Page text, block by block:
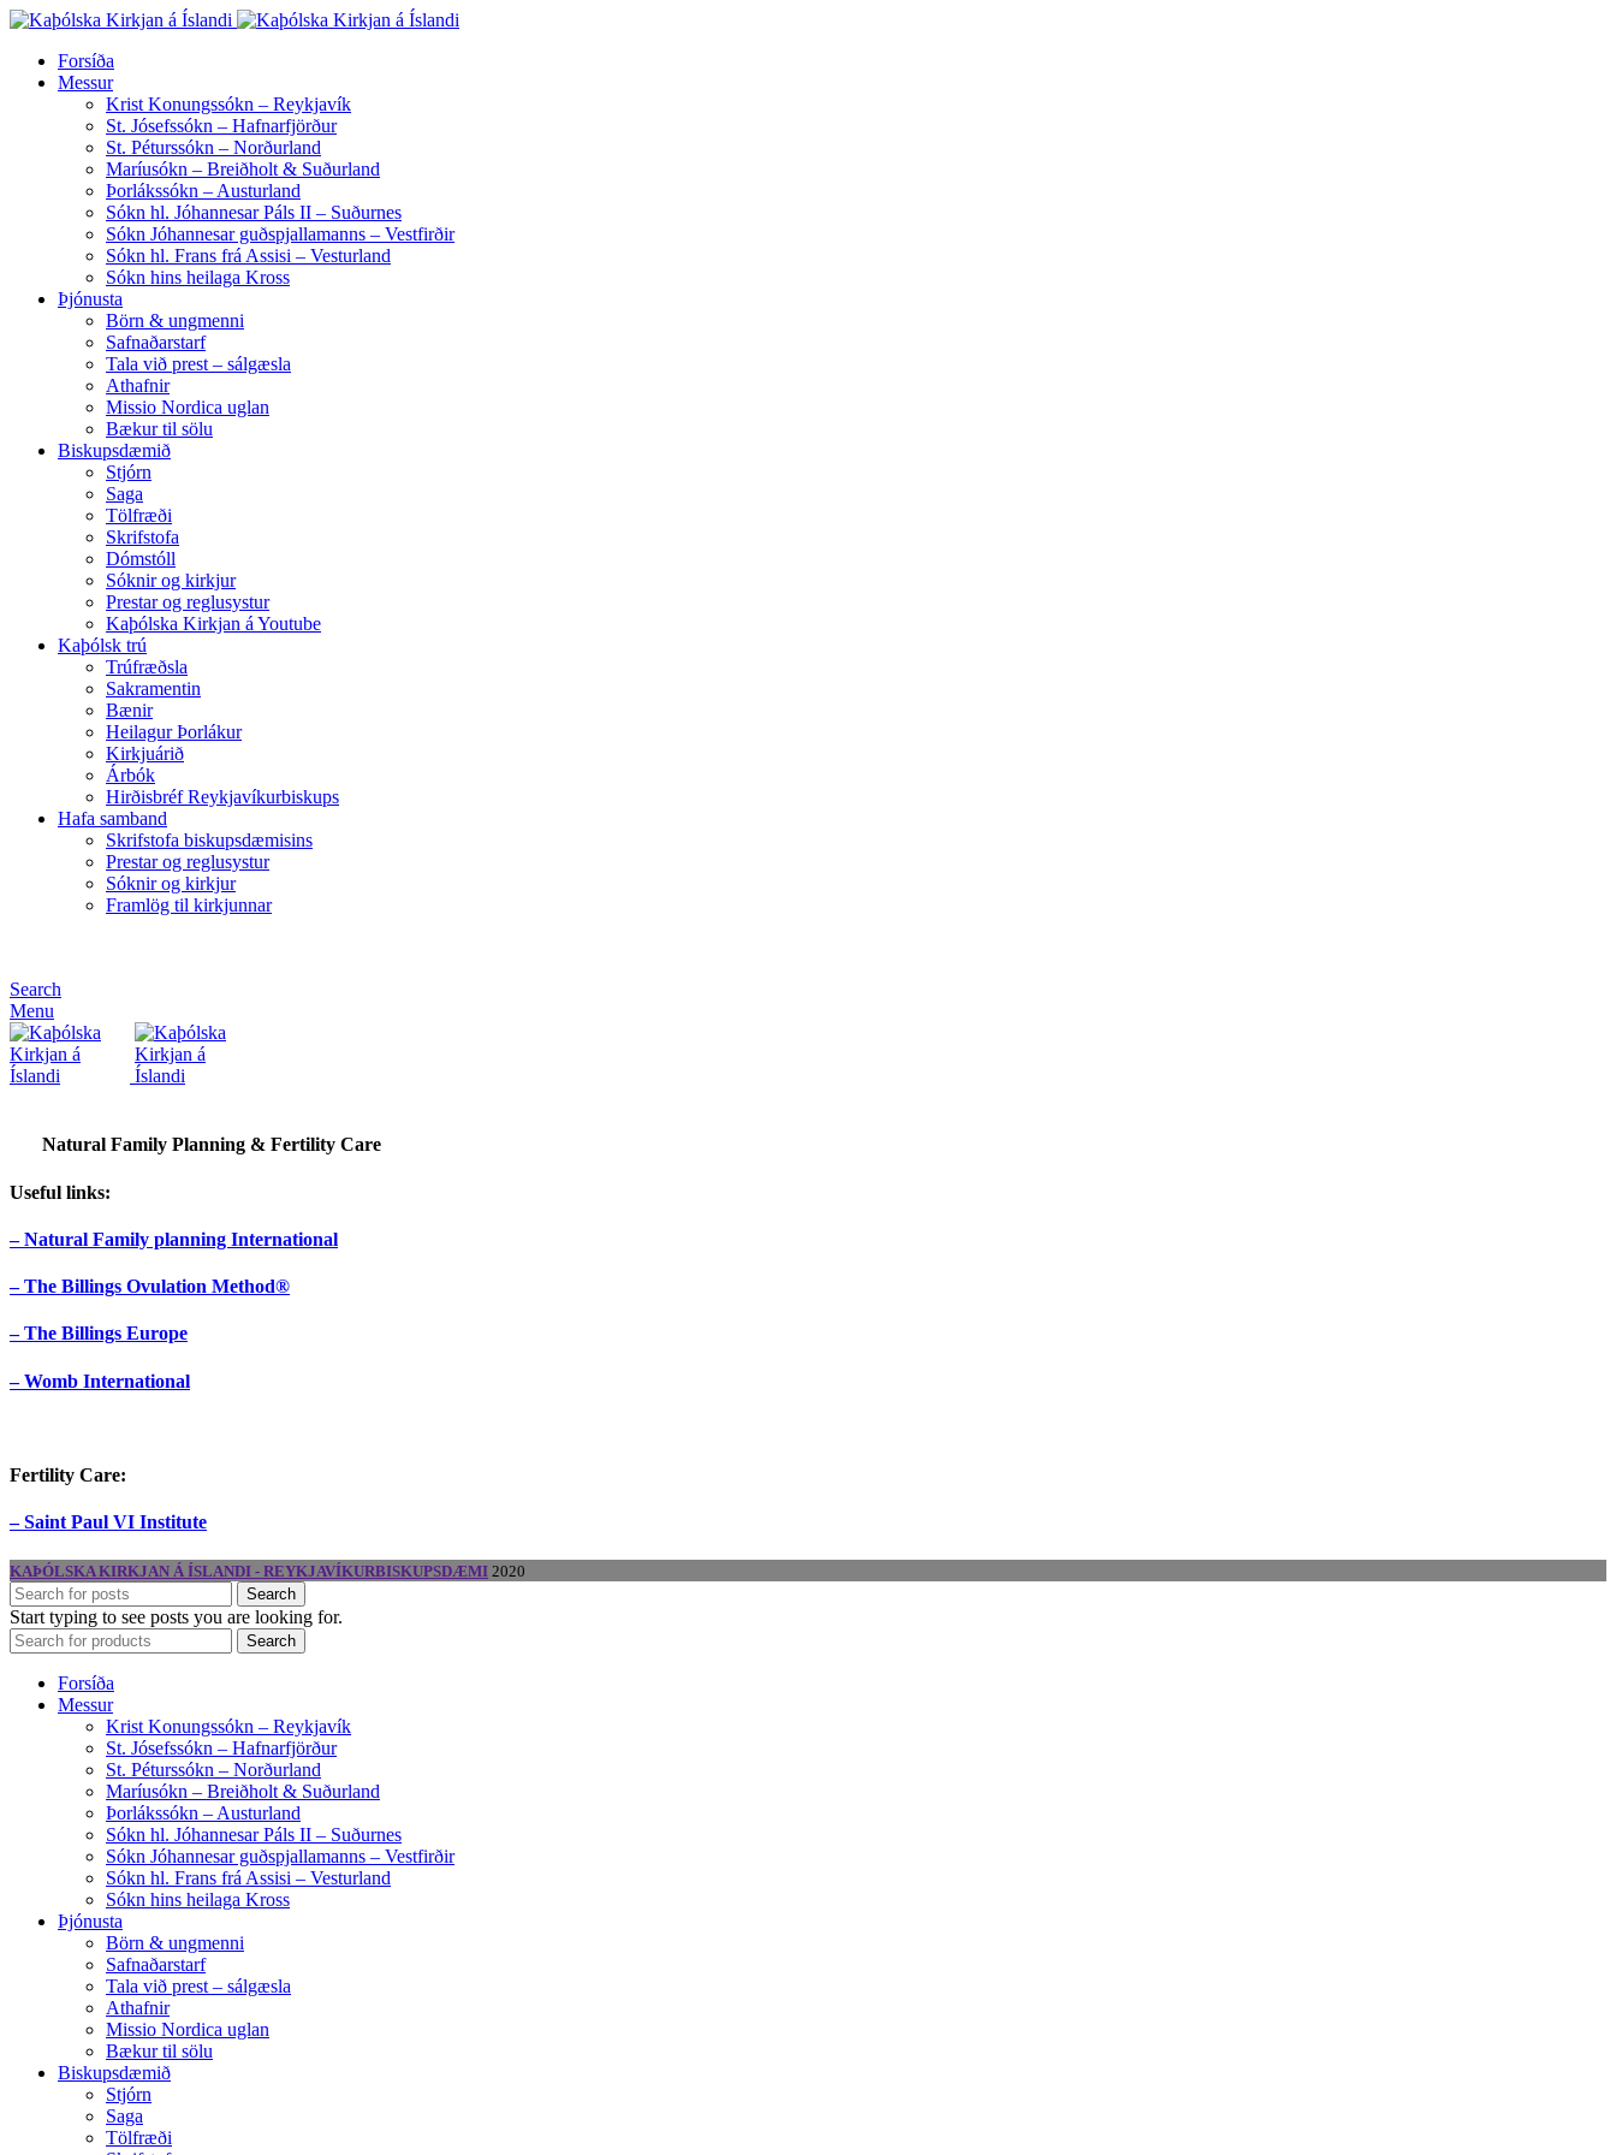
Forsíða
Messur
Krist Konungssókn – Reykjavík
St. Jósefssókn – Hafnarfjörður
St. Péturssókn – Norðurland
Maríusókn – Breiðholt & Suðurland
Þorlákssókn – Austurland
Sókn hl. Jóhannesar Páls II – Suðurnes
Sókn Jóhannesar guðspjallamanns – Vestfirðir
Sókn hl. Frans frá Assisi – Vesturland
Sókn hins heilaga Kross
Þjónusta
Börn & ungmenni
Safnaðarstarf
Tala við prest – sálgæsla
Athafnir
Missio Nordica uglan
Bækur til sölu
Biskupsdæmið
Stjórn
Saga
Tölfræði
Skrifstofa
Dómstóll
Sóknir og kirkjur
Prestar og reglusystur
Kaþólska Kirkjan á Youtube
Kaþólsk trú
Trúfræðsla
Sakramentin
Bænir
Heilagur Þorlákur
Kirkjuárið
Árbók
Hirðisbréf Reykjavíkurbiskups
Hafa samband
Skrifstofa biskupsdæmisins
Prestar og reglusystur
Sóknir og kirkjur
Framlög til kirkjunnar
Search
Menu
Natural Family Planning & Fertility Care
Useful links:
– Natural Family planning International
– The Billings Ovulation Method®
– The Billings Europe
– Womb International
Fertility Care:
– Saint Paul VI Institute
KAÞÓLSKA KIRKJAN Á ÍSLANDI - REYKJAVÍKURBISKUPSDÆMI 2020
Search
Start typing to see posts you are looking for.
Search
Forsíða
Messur
Krist Konungssókn – Reykjavík
St. Jósefssókn – Hafnarfjörður
St. Péturssókn – Norðurland
Maríusókn – Breiðholt & Suðurland
Þorlákssókn – Austurland
Sókn hl. Jóhannesar Páls II – Suðurnes
Sókn Jóhannesar guðspjallamanns – Vestfirðir
Sókn hl. Frans frá Assisi – Vesturland
Sókn hins heilaga Kross
Þjónusta
Börn & ungmenni
Safnaðarstarf
Tala við prest – sálgæsla
Athafnir
Missio Nordica uglan
Bækur til sölu
Biskupsdæmið
Stjórn
Saga
Tölfræði